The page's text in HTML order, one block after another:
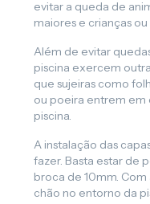
evitar a queda de
maiores e crianças ou
Além de evitar
piscina exercem
que sujeiras como
ou poeira entrem em
piscina.
A instalação das
fazer. Basta estar de
broca de 10mm.
chão no entorno da